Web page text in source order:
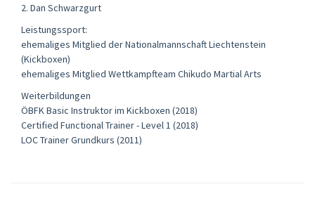
2. Dan Schwarzgurt
Leistungssport:
ehemaliges Mitglied der Nationalmannschaft Liechtenstein
(Kickboxen)
ehemaliges Mitglied Wettkampfteam Chikudo Martial Arts
Weiterbildungen
ÖBFK Basic Instruktor im Kickboxen (2018)
Certified Functional Trainer - Level 1 (2018)
LOC Trainer Grundkurs (2011)